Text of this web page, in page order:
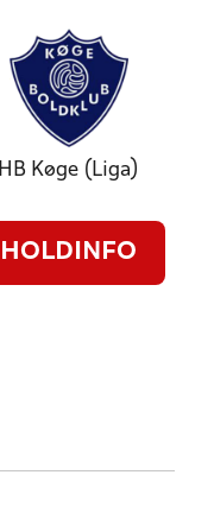
HB Køge (Liga)
HOLDINFO